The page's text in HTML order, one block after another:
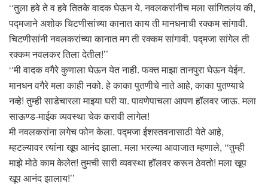
‘‘तुला हवे ते व हवे तितके वादक घेऊन ये. नवलकरांनीच मला सांगितलंय की,
पद्मजाने अशोक चिटणीसांच्या कानात काय ती मानधनाची रक्कम सांगावी.
चिटणीसांनी नवलकरांच्या कानात मग ती रक्कम सांगावी. पद्मजा सांगेल ती
रक्कम नवलकर तिला देतील!’’
‘‘मी वादक वगैरे कुणाला घेऊन येत नाही. फक्त माझा तानपुरा घेऊन येईन.
मानधन वगैरे मला काही नको. हे काका पुतणीचे नाते आहे, काका पुतण्याचे
नव्हे! तुम्ही साडेचारला माझ्या घरी या. पावणेपाचला आपण हॉलवर जाऊ. मला
साऊण्ड-माईक व्यवस्था चेक करावी लागेल!
मी नवलकरांना लगेच फोन केला. पद्मजा ईशस्तवनासाठी येते आहे,
म्हटल्यावर त्यांना खूप आनंद झाला. मला भरल्या आवाजात म्हणाले, ‘‘तुम्ही
माझे मोठे काम केलेत! तुमची सारी व्यवस्था हॉलवर करून ठेवतो! मला खूप
खूप आनंद झालाय!’’